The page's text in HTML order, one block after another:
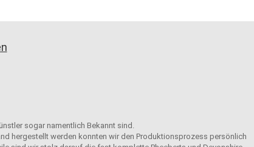
sogar namentlich Bekannt sind.
hergestellt werden konnten wir den Produktionsprozess persönlich